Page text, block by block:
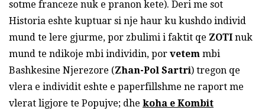
sotme franceze nuk e pranon kete). Deri me sot
Historia eshte kuptuar si nje haur ku kushdo individ
mund te lere gjurme, por zbulimi i faktit qe ZOTI nuk
mund te ndikoje mbi individin, por vetem mbi
Bashkesine Njerezore (Zhan-Pol Sartri) tregon qe
vlera e individit eshte e paperfillshme ne raport me
vlerat ligjore te Popujve; dhe koha e Kombit